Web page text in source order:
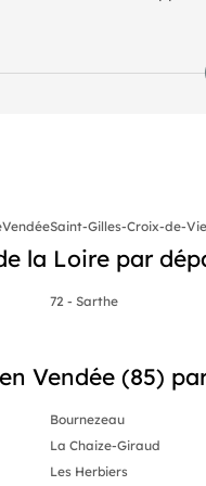
(sous réserve des règles
offrant une
ce bien est exposé sont
VendéeSaint-Gilles-Croix-de-
la Loire par
72 - Sarthe
Vendée (85)
Bournezeau
La Chaize-Giraud
Les Herbiers